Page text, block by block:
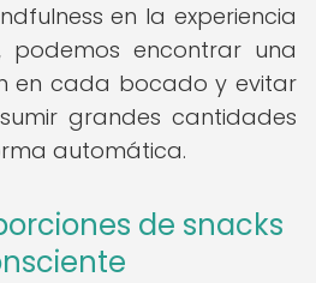
en la experiencia
podemos encontrar una
en cada bocado y evitar
grandes cantidades
automática.
de snacks